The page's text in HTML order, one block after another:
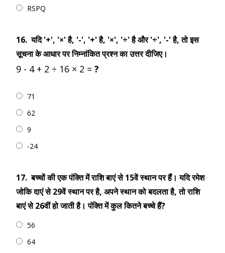
RSPQ
16. यदि '+', '×' है, '-', '+' है, '×', '÷' है और '÷', '-' है, तो इस
सूचना के आधार पर निम्नांकित प्रश्न का उत्तर दीजिए।
9 - 4 + 2 ÷ 16 × 2 = ?
71
62
9
-24
17. बच्चों की एक पंक्ति में राशि बाएं से 15वें स्थान पर हैं। यदि रमेश
जोकि दाएं से 29वें स्थान पर है, अपने स्थान को बदलता है, तो राशि
बाएं से 26वीं हो जाती है। पंक्ति में कुल कितने बच्चे हैं?
56
64